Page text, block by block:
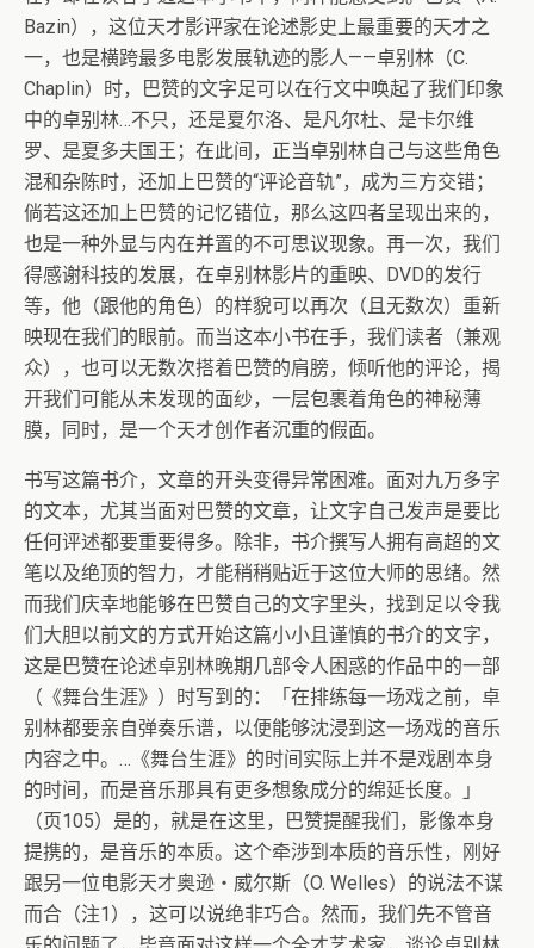
Bazin），这位天才影评家在论述影史上最重要的天才之
一，也是横跨最多电影发展轨迹的影人——卓别林（C.
Chaplin）时，巴赞的文字足可以在行文中唤起了我们印象
中的卓别林…不只，还是夏尔洛、是凡尔杜、是卡尔维
罗、是夏多夫国王；在此间，正当卓别林自己与这些角色
混和杂陈时，还加上巴赞的“评论音轨”，成为三方交错；
倘若这还加上巴赞的记忆错位，那么这四者呈现出来的，
也是一种外显与内在并置的不可思议现象。再一次，我们
得感谢科技的发展，在卓别林影片的重映、DVD的发行
等，他（跟他的角色）的样貌可以再次（且无数次）重新
映现在我们的眼前。而当这本小书在手，我们读者（兼观
众），也可以无数次搭着巴赞的肩膀，倾听他的评论，揭
开我们可能从未发现的面纱，一层包裹着角色的神秘薄
膜，同时，是一个天才创作者沉重的假面。
书写这篇书介，文章的开头变得异常困难。面对九万多字
的文本，尤其当面对巴赞的文章，让文字自己发声是要比
任何评述都要重要得多。除非，书介撰写人拥有高超的文
笔以及绝顶的智力，才能稍稍贴近于这位大师的思绪。然
而我们庆幸地能够在巴赞自己的文字里头，找到足以令我
们大胆以前文的方式开始这篇小小且谨慎的书介的文字，
这是巴赞在论述卓别林晚期几部令人困惑的作品中的一部
（《舞台生涯》）时写到的：「在排练每一场戏之前，卓
别林都要亲自弹奏乐谱，以便能够沈浸到这一场戏的音乐
内容之中。…《舞台生涯》的时间实际上并不是戏剧本身
的时间，而是音乐那具有更多想象成分的绵延长度。」
（页105）是的，就是在这里，巴赞提醒我们，影像本身
提携的，是音乐的本质。这个牵涉到本质的音乐性，刚好
跟另一位电影天才奥逊‧威尔斯（O. Welles）的说法不谋
而合（注1），这可以说绝非巧合。然而，我们先不管音